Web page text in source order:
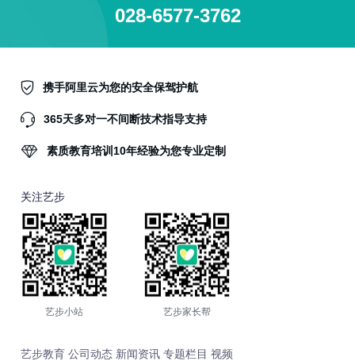
028-6577-3762
携手阿里云为您的安全保驾护航
365天多对一不间断技术指导支持
素质教育培训10年经验为您专业定制
关注艺步
艺步小站 艺步家长帮
艺步教育 公司动态 新闻资讯 专题栏目 视频